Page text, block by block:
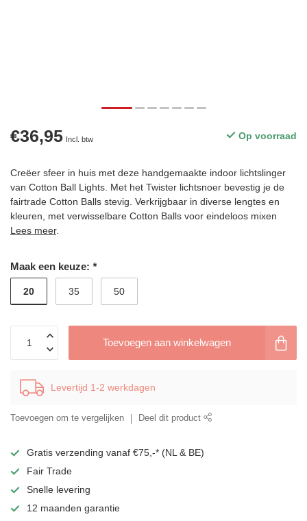
€36,95 Incl. btw Op voorraad
Creëer sfeer in huis met deze handgemaakte indoor lichtslinger
van Cotton Ball Lights. Met het Twister lichtsnoer bevestig je de
fairtrade Cotton Balls stevig. Verkrijgbaar in diverse lengtes en
kleuren, met verwisselbare Cotton Balls voor eindeloos mixen
Lees meer.
Maak een keuze: *
20 35 50
Toevoegen aan winkelwagen
Levertijd 1-2 werkdagen
Toevoegen om te vergelijken Deel dit product
Gratis verzending vanaf €75,-* (NL & BE)
Fair Trade
Snelle levering
12 maanden garantie